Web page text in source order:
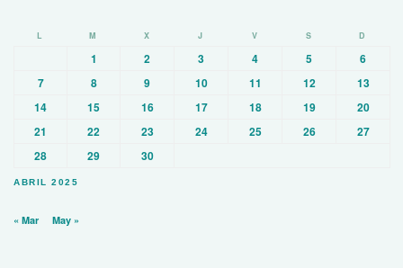
ABRIL 2025
L M X J V S D
1 2 3 4 5
6
7
8 9 10 11 12
13
14
15 16 17 18 19
20
21
22 23 24 25 26
27
28
29 30
« Mar May »